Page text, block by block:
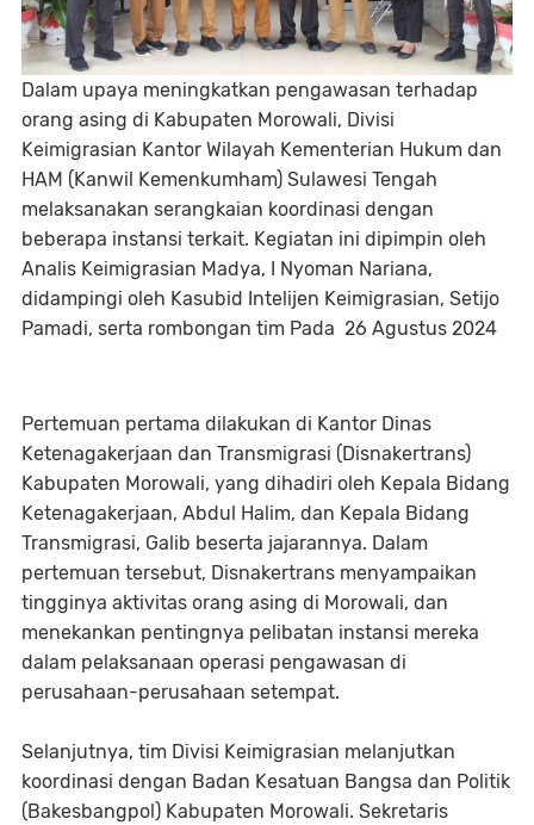
Dalam upaya meningkatkan pengawasan terhadap
orang asing di Kabupaten Morowali, Divisi
Keimigrasian Kantor Wilayah Kementerian Hukum dan
HAM (Kanwil Kemenkumham) Sulawesi Tengah
melaksanakan serangkaian koordinasi dengan
beberapa instansi terkait. Kegiatan ini dipimpin oleh
Analis Keimigrasian Madya, I Nyoman Nariana,
didampingi oleh Kasubid Intelijen Keimigrasian, Setijo
Pamadi, serta rombongan tim Pada 26 Agustus 2024
Pertemuan pertama dilakukan di Kantor Dinas
Ketenagakerjaan dan Transmigrasi (Disnakertrans)
Kabupaten Morowali, yang dihadiri oleh Kepala Bidang
Ketenagakerjaan, Abdul Halim, dan Kepala Bidang
Transmigrasi, Galib beserta jajarannya. Dalam
pertemuan tersebut, Disnakertrans menyampaikan
tingginya aktivitas orang asing di Morowali, dan
menekankan pentingnya pelibatan instansi mereka
dalam pelaksanaan operasi pengawasan di
perusahaan-perusahaan setempat.
Selanjutnya, tim Divisi Keimigrasian melanjutkan
koordinasi dengan Badan Kesatuan Bangsa dan Politik
(Bakesbangpol) Kabupaten Morowali. Sekretaris